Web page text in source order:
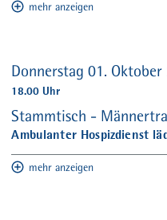
mehr anzeigen
Donnerstag 01. Oktober
18.00 Uhr
Stammtisch -
Ambulanter Hospizdienst
mehr anzeigen